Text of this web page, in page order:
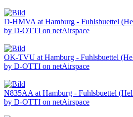
D-HMVA at Hamburg - Fuhlsbuettel
by D-OTTI on netAirspace
OK-TVU at Hamburg - Fuhlsbuettel
by D-OTTI on netAirspace
N835AA at Hamburg - Fuhlsbuettel
by D-OTTI on netAirspace